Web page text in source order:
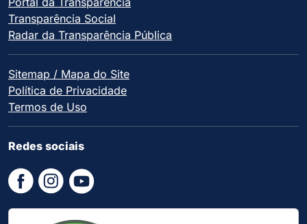
Transparência Social
Radar da Transparência Pública
Sitemap / Mapa do Site
Política de Privacidade
Termos de Uso
Redes sociais